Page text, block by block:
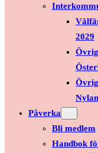
2029
Påverka
Bli medlem
Handbok